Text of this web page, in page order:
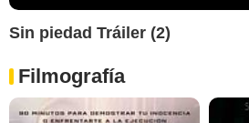
Sin piedad Tráiler (2)
Filmografía